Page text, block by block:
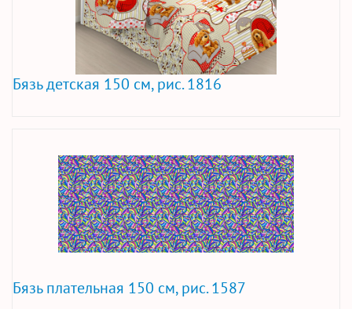
Бязь детская 150 см, рис. 1816
Бязь плательная 150 см, рис. 1587